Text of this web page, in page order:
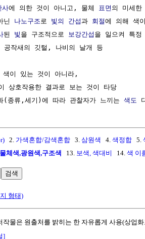
사에 의한 것이 아니고, 물체 표면 의 미세
닌 나노구조 로 빛의 간섭과 회절에 의해 색
된 빛 을 구조적으로 보강간섭 을 일으켜 특정
작새의 깃털, 나비의 날개 등
이 있는 것이 아니라,
상호작용한 결과로 보는 것이 타당
(종류,세기)에 따라 관찰자가 느끼는 색도
2. 가색혼합/감색혼합 3. 삼원색 4. 색정합 5.
물체색,광원색,구조색 13. 보색, 색대비 14. 색 이
검색
형태)
작물은 원출처를 밝히는 한 자유롭게 사용(상업
]